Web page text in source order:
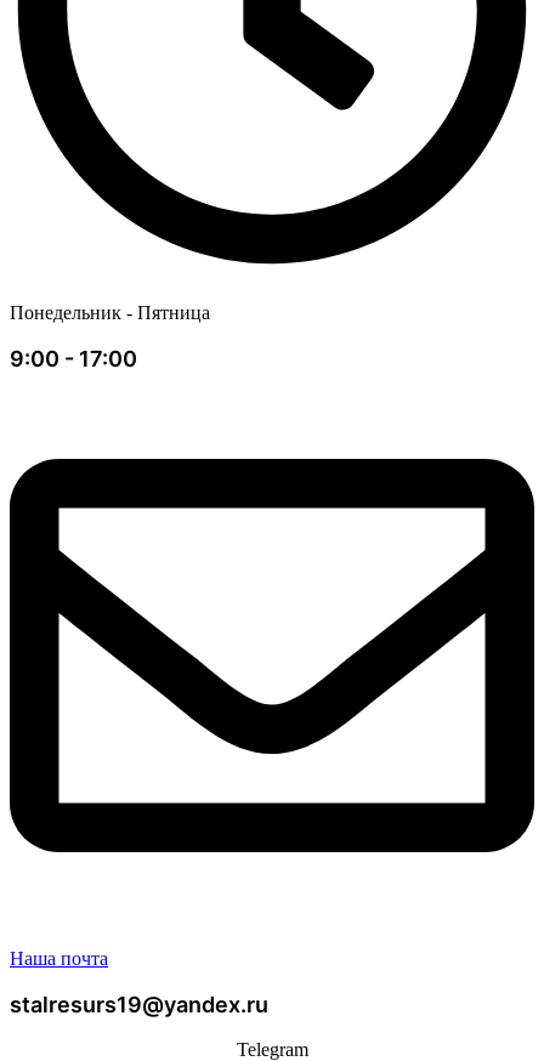
Понедельник - Пятница
9:00 - 17:00
Наша почта
stalresurs19@yandex.ru
Telegram